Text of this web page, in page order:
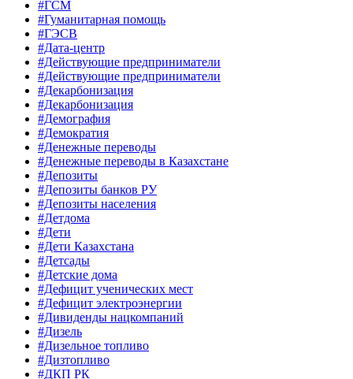
#ГСМ
#Гуманитарная помощь
#ГЭСВ
#Дата-центр
#Действующие предприниматели
#Действующие предприниматели
#Декарбонизация
#Декарбонизация
#Демография
#Демократия
#Денежные переводы
#Денежные переводы в Казахстане
#Депозиты
#Депозиты банков РУ
#Депозиты населения
#Детдома
#Дети
#Дети Казахстана
#Детсады
#Детские дома
#Дефицит ученических мест
#Дефицит электроэнергии
#Дивиденды нацкомпаний
#Дизель
#Дизельное топливо
#Дизтопливо
#ДКП РК